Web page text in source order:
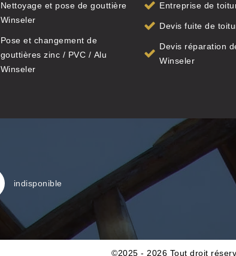
Nettoyage et pose de gouttière
Winseler
Pose et changement de
gouttières zinc / PVC / Alu
Winseler
Entreprise de
Devis fuite de
Devis réparation
Winseler
indisponible
©2025 - 2026 Tout droit